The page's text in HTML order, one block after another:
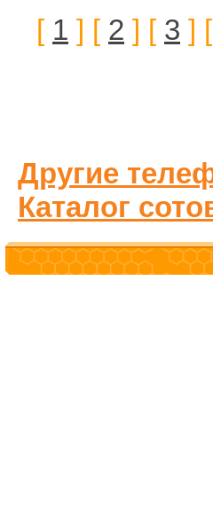
[ 1 ] [ 2 ] [ 3 ] [
Другие
Каталог